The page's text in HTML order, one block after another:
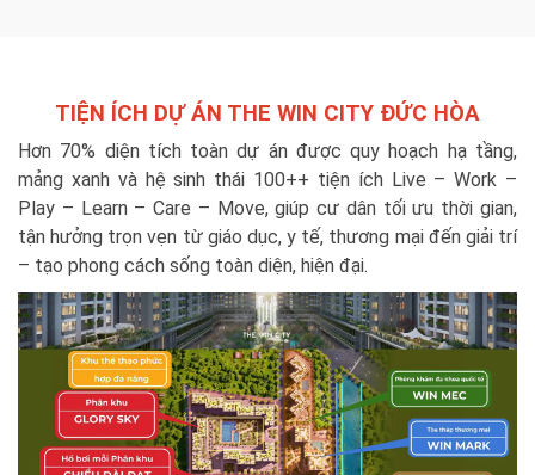
TIỆN ÍCH DỰ ÁN THE WIN CITY ĐỨC HÒA
Hơn 70% diện tích toàn dự án được quy hoạch hạ tầng,
mảng xanh và hệ sinh thái 100++ tiện ích Live – Work –
Play – Learn – Care – Move, giúp cư dân tối ưu thời gian,
tận hưởng trọn vẹn từ giáo dục, y tế, thương mại đến giải trí
– tạo phong cách sống toàn diện, hiện đại.